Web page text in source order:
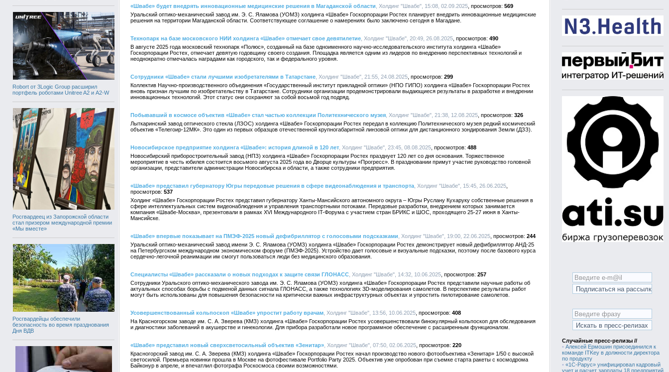
Robort от 3Logic Group расширил
портфель роботами Unitree A2 и A2-W
Росгвардеец из Запорожской области
стал призером международной премии
«Мы вместе»
Росгвардейцы обеспечили
безопасность во время празднования
Дня ВДВ
«Швабе» будет внедрять инновационные медицинские решения в Магаданской области , Холдинг "Швабе", 15:08, 02.09.2025
569
Уральский оптико-механический завод им. Э. С. Яламова (УОМЗ) холдинга «Швабе» Госкорпорации Ростех планирует внедрить инновационные медицинские
решения на территории Магаданской области. Соответствующее соглашение о намерениях было заключено сегодня в Магадане.
Технопарк на базе московского НИИ холдинга «Швабе» отмечает свое девятилетие , Холдинг "Швабе", 20:49, 26.08.2025
490
В августе 2025 года московский технопарк «Полюс», созданный на базе одноименного научно-исследовательского института холдинга «Швабе»
Госкорпорации Ростех, отмечает девятую годовщину своего создания. Площадка является одним из лидеров по внедрению перспективных технологий и
неоднократно отмечалась наградами как городского, так и федерального уровня.
Сотрудники «Швабе» стали лучшими изобретателями в Татарстане , Холдинг "Швабе", 21:55, 24.08.2025
299
Коллектив Научно-производственного объединения «Государственный институт прикладной оптики» (НПО ГИПО) холдинга «Швабе» Госкорпорации Ростех
вновь признан лучшим по изобретательству в Татарстане. Сотрудники организации продемонстрировали выдающиеся результаты в разработке и внедрении
инновационных технологий. Этот статус они сохраняют за собой восьмой год подряд.
Побывавший в космосе объектив «Швабе» стал частью коллекции Политехнического музея , Холдинг "Швабе", 21:38, 12.08.2025
326
Лыткаринский завод оптического стекла (ЛЗОС) холдинга «Швабе» Госкорпорации Ростех передал в коллекцию Политехнического музея редкий космический
объектив «Телегоир-12МК». Это один из первых образцов отечественной крупногабаритной линзовой оптики для дистанционного зондирования Земли (ДЗЗ).
Новосибирское предприятие холдинга «Швабе»: история длиной в 120 лет , Холдинг "Швабе", 23:45, 08.08.2025
488
Новосибирский приборостроительный завод (НПЗ) холдинга «Швабе» Госкорпорации Ростех празднует 120 лет со дня основания. Торжественное
мероприятие в честь юбилея состоится восьмого августа 2025 года во Дворце культуры «Прогресс». В праздновании примут участие руководство головной
организации, представители администрации Новосибирска и области, а также сотрудники предприятия.
«Швабе» представил губернатору Югры передовые решения в сфере видеонаблюдения и транспорта , Холдинг "Швабе", 15:45, 26.06.2025
537
Холдинг «Швабе» Госкорпорации Ростех представил губернатору Ханты-Мансийского автономного округа – Югры Руслану Кухаруку собственные решения в
сфере интеллектуальных систем видеонаблюдения и управления транспортными потоками. Передовые разработки, внедрением которых занимается
компания «Швабе-Москва», презентовали в рамках XVI Международного IT-Форума с участием стран БРИКС и ШОС, проходящего 25-27 июня в Ханты-
Мансийске.
«Швабе» впервые показывает на ПМЭФ-2025 новый дефибриллятор с голосовыми подсказками , Холдинг "Швабе", 19:00, 22.06.2025
244
Уральский оптико-механический завод имени Э. С. Яламова (УОМЗ) холдинга «Швабе» Госкорпорации Ростех демонстрирует новый дефибриллятор АНД-25
на Петербургском международном экономическом форуме (ПМЭФ-2025). Устройство дает голосовые и визуальные подсказки, поэтому после базового курса
сердечно-легочной реанимации им смогут пользоваться люди без медицинского образования.
Специалисты «Швабе» рассказали о новых подходах к защите связи ГЛОНАСС , Холдинг "Швабе", 14:32, 10.06.2025
257
Сотрудники Уральского оптико-механического завода им. Э. С. Яламова (УОМЗ) холдинга «Швабе» Госкорпорации Ростех представили научные работы об
актуальных способах борьбы с подменой данных сигнала ГЛОНАСС, а также технологиях 3D-моделирования самолетов. В перспективе результаты работ
могут быть использованы для повышения безопасности на критически важных инфраструктурных объектах и упростить пилотирование самолетов.
Усовершенствованный кольпоскоп «Швабе» упростит работу врачам , Холдинг "Швабе", 13:56, 10.06.2025
408
На Красногорском заводе им. С. А. Зверева (КМЗ) холдинга «Швабе» Госкорпорации Ростех усовершенствовали бинокулярный кольпоскоп для обследования
и диагностики заболеваний в акушерстве и гинекологии. Для прибора разработали новое программное обеспечение с расширенным функционалом.
«Швабе» представил новый сверхсветосильный объектив «Зенитар» , Холдинг "Швабе", 07:50, 02.06.2025
220
Красногорский завод им. С. А. Зверева (КМЗ) холдинга «Швабе» Госкорпорации Ростех начал производство нового фотообъектива «Зенитар» 1/50 с высокой
светосилой. Премьера новинки прошла в Москве на фотофестивале Portfolio Party 2025. Объектив уже опробован при съемке старта ракеты с космодрома
Байконур в апреле, и впечатлил фотографа Роскосмоса своими возможностями.
Случайные пресс-релизы //
• Алексей Ермошин присоединился к
команде ITKey в должности директора
по продукту
• «1С-Рарус» унифицировал кадровый
учет и расчет зарплаты 18 предприятий